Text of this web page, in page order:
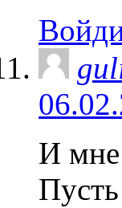
И мне